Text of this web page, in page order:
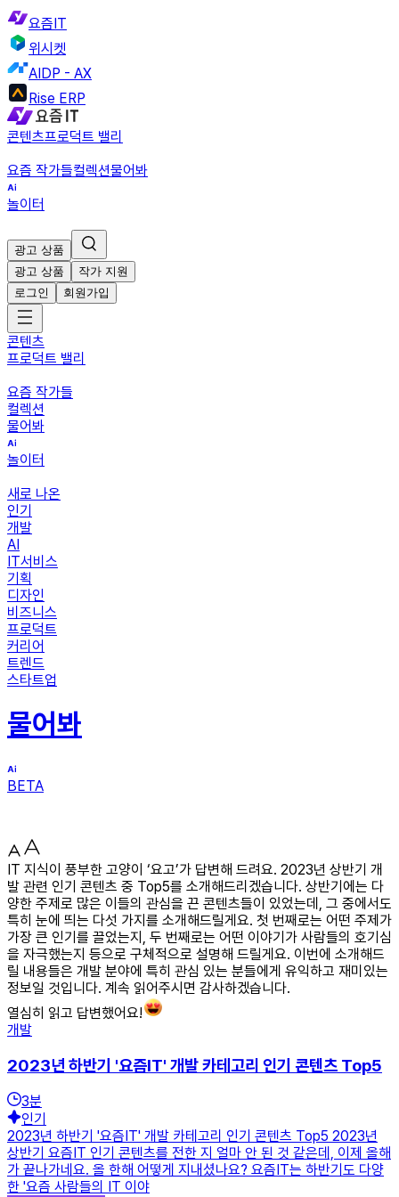
요즘IT
위시켓
AIDP - AX
Rise ERP
콘텐츠프로덕트 밸리
요즘 작가들컬렉션물어봐
놀이터
광고 상품
광고 상품
작가 지원
로그인
회원가입
콘텐츠
프로덕트 밸리
요즘 작가들
컬렉션
물어봐
놀이터
새로 나온
인기
개발
AI
IT서비스
기획
디자인
비즈니스
프로덕트
커리어
트렌드
스타트업
물어봐
BETA
IT 지식이 풍부한 고양이 ‘요고’가 답변해 드려요. 2023년 상반기 개
발 관련 인기 콘텐츠 중 Top5를 소개해드리겠습니다. 상반기에는 다
양한 주제로 많은 이들의 관심을 끈 콘텐츠들이 있었는데, 그 중에서도
특히 눈에 띄는 다섯 가지를 소개해드릴게요. 첫 번째로는 어떤 주제가
가장 큰 인기를 끌었는지, 두 번째로는 어떤 이야기가 사람들의 호기심
을 자극했는지 등으로 구체적으로 설명해 드릴게요. 이번에 소개해드
릴 내용들은 개발 분야에 특히 관심 있는 분들에게 유익하고 재미있는
정보일 것입니다. 계속 읽어주시면 감사하겠습니다.
열심히 읽고 답변했어요!
개발
2023년 하반기 '요즘IT' 개발 카테고리 인기 콘텐츠 Top5
3분
인기
2023년 하반기 '요즘IT' 개발 카테고리 인기 콘텐츠 Top5 2023년
상반기 요즘IT 인기 콘텐츠를 전한 지 얼마 안 된 것 같은데, 이제 올해
가 끝나가네요. 올 한해 어떻게 지내셨나요? 요즘IT는 하반기도 다양
한 '요즘 사람들의 IT 이야